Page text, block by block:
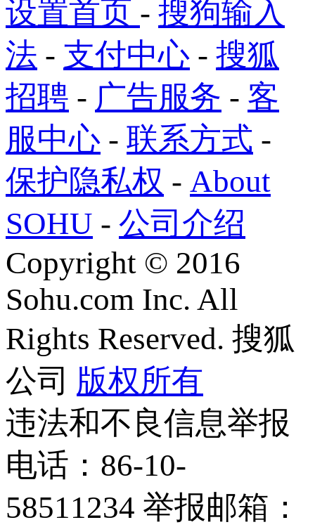
设置首页 - 搜狗输入
法 - 支付中心 - 搜狐
招聘 - 广告服务 - 客
服中心 - 联系方式 -
保护隐私权 - About
SOHU - 公司介绍
Copyright © 2016
Sohu.com Inc. All
Rights Reserved. 搜狐
公司 版权所有
违法和不良信息举报
电话：86-10-
58511234 举报邮箱：